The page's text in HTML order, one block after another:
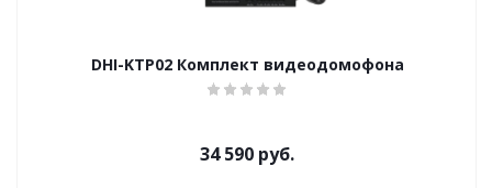
DHI-KTP02 Комплект видеодомофона
34 590 руб.